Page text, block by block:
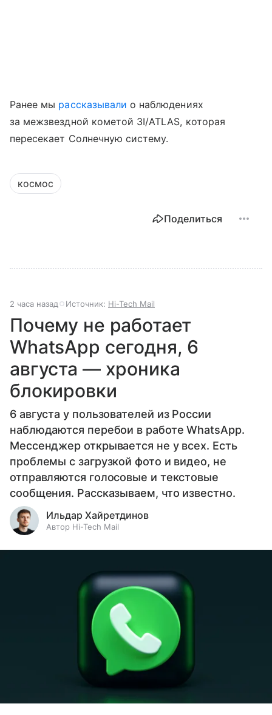
Ранее мы рассказывали о наблюдениях
за межзвездной кометой 3I/ATLAS, которая
пересекает Солнечную систему.
космос
Поделиться
2 часа назад Источник: Hi-Tech Mail
Почему не работает
WhatsApp сегодня, 6
августа — хроника
блокировки
6 августа у пользователей из России
наблюдаются перебои в работе WhatsApp.
Мессенджер открывается не у всех. Есть
проблемы с загрузкой фото и видео, не
отправляются голосовые и текстовые
сообщения. Рассказываем, что известно.
Ильдар Хайретдинов
Автор Hi-Tech Mail